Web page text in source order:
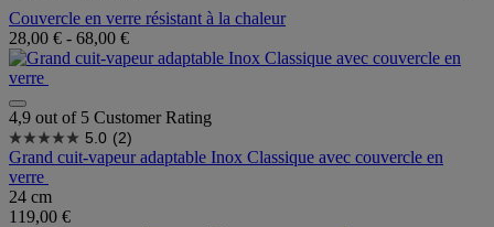
Couvercle en verre résistant à la chaleur
28,00 € - 68,00 €
4,9 out of 5 Customer Rating
5.0 (2)
Grand cuit-vapeur adaptable Inox Classique avec couvercle en
verre
24 cm
119,00 €